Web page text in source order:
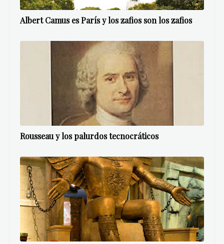
Albert Camus es París y los zafios son los zafios
Rousseau y los palurdos tecnocráticos